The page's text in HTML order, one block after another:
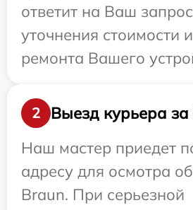
ответит на Ваш
уточнения стоимости
ремонта Вашего
2
Выезд курьера за
Наш мастер приедет
адресу для осмотра
Braun. При серьезной